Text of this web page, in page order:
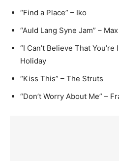
“Find a Place” – Iko
“Auld Lang Syne Jam” –
“I Can’t Believe That
Holiday
“Kiss This” – The Struts
“Don’t Worry About Me” –